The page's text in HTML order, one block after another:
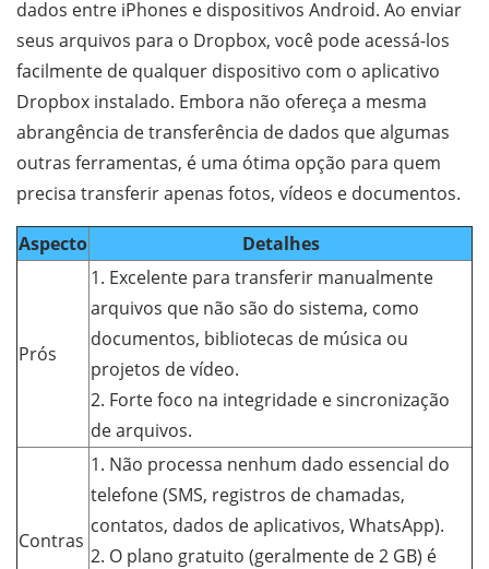
dados entre iPhones e dispositivos Android. Ao enviar
seus arquivos para o Dropbox, você pode acessá-los
facilmente de qualquer dispositivo com o aplicativo
Dropbox instalado. Embora não ofereça a mesma
abrangência de transferência de dados que algumas
outras ferramentas, é uma ótima opção para quem
precisa transferir apenas fotos, vídeos e documentos.
Aspecto Detalhes
Prós
1. Excelente para transferir manualmente
arquivos que não são do sistema, como
documentos, bibliotecas de música ou
projetos de vídeo.
2. Forte foco na integridade e sincronização
de arquivos.
Contras
1. Não processa nenhum dado essencial do
telefone (SMS, registros de chamadas,
contatos, dados de aplicativos, WhatsApp).
2. O plano gratuito (geralmente de 2 GB) é